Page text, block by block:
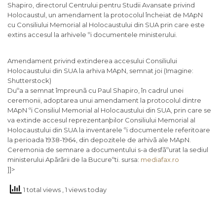
Shapiro, directorul Centrului pentru Studii Avansate privind
Holocaustul, un amendament la protocolul încheiat de MApN
cu Consiliului Memorial al Holocaustului din SUA prin care este
extins accesul la arhivele ºi documentele ministerului.
Amendament privind extinderea accesului Consiliului
Holocaustului din SUA la arhiva MApN, semnat joi (Imagine:
Shutterstock)
Duºa a semnat împreunã cu Paul Shapiro, în cadrul unei
ceremonii, adoptarea unui amendament la protocolul dintre
MApN ºi Consiliul Memorial al Holocaustului din SUA, prin care se
va extinde accesul reprezentanþilor Consiliului Memorial al
Holocaustului din SUA la inventarele ºi documentele referitoare
la perioada 1938-1964, din depozitele de arhivã ale MApN.
Ceremonia de semnare a documentului s-a desfãºurat la sediul
ministerului Apãrãrii de la Bucureºti. sursa: mediafax.ro
]]>
1 total views , 1 views today